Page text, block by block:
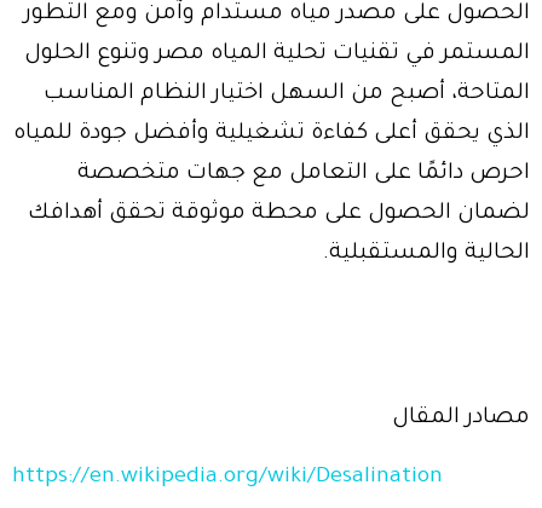
الحصول على مصدر مياه مستدام وآمن ومع التطور
المستمر في تقنيات تحلية المياه مصر وتنوع الحلول
المتاحة، أصبح من السهل اختيار النظام المناسب
الذي يحقق أعلى كفاءة تشغيلية وأفضل جودة للمياه
احرص دائمًا على التعامل مع جهات متخصصة
لضمان الحصول على محطة موثوقة تحقق أهدافك
الحالية والمستقبلية.
مصادر المقال
https://en.wikipedia.org/wiki/Desalination